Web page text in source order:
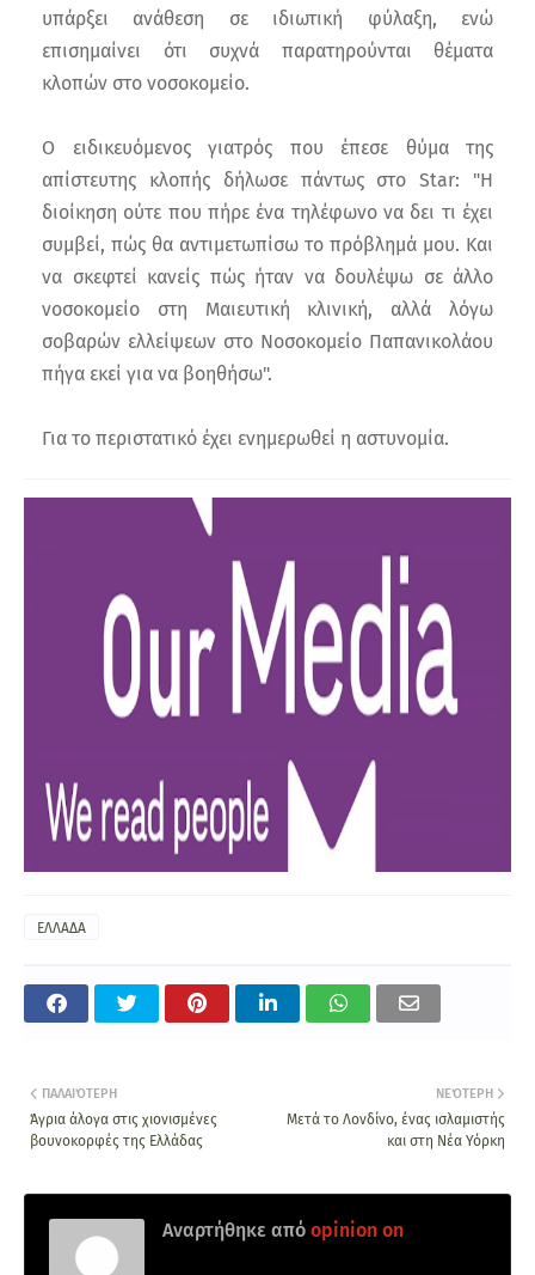
υπάρξει ανάθεση σε ιδιωτική φύλαξη, ενώ
επισημαίνει ότι συχνά παρατηρούνται θέματα
κλοπών στο νοσοκομείο.
Ο ειδικευόμενος γιατρός που έπεσε θύμα της
απίστευτης κλοπής δήλωσε πάντως στο Star: "Η
διοίκηση ούτε που πήρε ένα τηλέφωνο να δει τι έχει
συμβεί, πώς θα αντιμετωπίσω το πρόβλημά μου. Και
να σκεφτεί κανείς πώς ήταν να δουλέψω σε άλλο
νοσοκομείο στη Μαιευτική κλινική, αλλά λόγω
σοβαρών ελλείψεων στο Νοσοκομείο Παπανικολάου
πήγα εκεί για να βοηθήσω".
Για το περιστατικό έχει ενημερωθεί η αστυνομία.
ΕΛΛΑΔΑ
ΝΕΌΤΕΡΗ
Μετά το Λονδίνο, ένας ισλαμιστής
και στη Νέα Υόρκη
ΠΑΛΑΙΌΤΕΡΗ
Άγρια άλογα στις χιονισμένες
βουνοκορφές της Ελλάδας
Αναρτήθηκε από opinion on